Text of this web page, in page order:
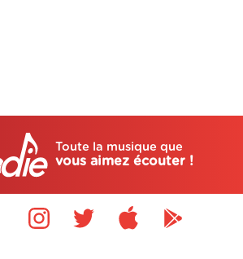
Toute la musique que
vous aimez écouter !